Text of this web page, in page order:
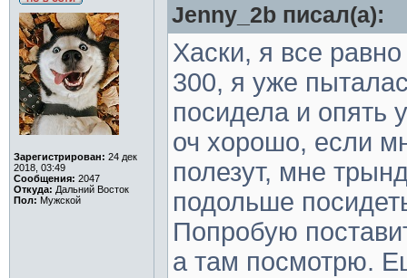
Зарегистрирован: 24 дек
2018, 03:49
Сообщения: 2047
Откуда: Дальний Восток
Пол: Мужской
Jenny_2b писал(а):
Хаски, я все
300, я уже
посидела и опять
оч хорошо, если
полезут, мне
подольше
Попробую
а там посмотрю.